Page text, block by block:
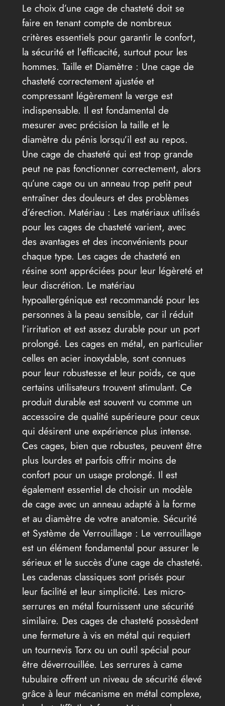
Le choix d’une cage de chasteté doit se
faire en tenant compte de nombreux
critères essentiels pour garantir le confort,
la sécurité et l’efficacité, surtout pour les
hommes. Taille et Diamètre : Une cage de
chasteté correctement ajustée et
compressant légèrement la verge est
indispensable. Il est fondamental de
mesurer avec précision la taille et le
diamètre du pénis lorsqu’il est au repos.
Une cage de chasteté qui est trop grande
peut ne pas fonctionner correctement, alors
qu’une cage ou un anneau trop petit peut
entraîner des douleurs et des problèmes
d’érection. Matériau : Les matériaux utilisés
pour les cages de chasteté varient, avec
des avantages et des inconvénients pour
chaque type. Les cages de chasteté en
résine sont appréciées pour leur légèreté et
leur discrétion. Le matériau
hypoallergénique est recommandé pour les
personnes à la peau sensible, car il réduit
l’irritation et est assez durable pour un port
prolongé. Les cages en métal, en particulier
celles en acier inoxydable, sont connues
pour leur robustesse et leur poids, ce que
certains utilisateurs trouvent stimulant. Ce
produit durable est souvent vu comme un
accessoire de qualité supérieure pour ceux
qui désirent une expérience plus intense.
Ces cages, bien que robustes, peuvent être
plus lourdes et parfois offrir moins de
confort pour un usage prolongé. Il est
également essentiel de choisir un modèle
de cage avec un anneau adapté à la forme
et au diamètre de votre anatomie. Sécurité
et Système de Verrouillage : Le verrouillage
est un élément fondamental pour assurer le
sérieux et le succès d’une cage de chasteté.
Les cadenas classiques sont prisés pour
leur facilité et leur simplicité. Les micro-
serrures en métal fournissent une sécurité
similaire. Des cages de chasteté possèdent
une fermeture à vis en métal qui requiert
un tournevis Torx ou un outil spécial pour
être déverrouillée. Les serrures à came
tubulaire offrent un niveau de sécurité élevé
grâce à leur mécanisme en métal complexe,